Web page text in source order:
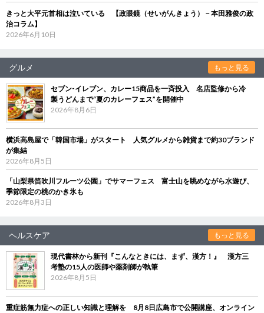
きっと大平元首相は泣いている 【政眼鏡（せいがんきょう）－本田雅俊の政
治コラム】
2026年6月10日
グルメ もっと見る
セブン‐イレブン、カレー15商品を一斉投入 名店監修から冷
製うどんまで“夏のカレーフェス”を開催中
2026年8月6日
横浜高島屋で「韓国市場」がスタート 人気グルメから雑貨まで約30ブランド
が集結
2026年8月5日
「山梨県笛吹川フルーツ公園」でサマーフェス 富士山を眺めながら水遊び、
季節限定の桃のかき氷も
2026年8月3日
ヘルスケア もっと見る
現代書林から新刊『こんなときには、まず、漢方！』 漢方三
考塾の15人の医師や薬剤師が執筆
2026年8月5日
重症筋無力症への正しい知識と理解を 8月8日広島市で公開講座、オンライン